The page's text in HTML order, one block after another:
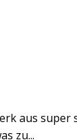
aus super
zu...